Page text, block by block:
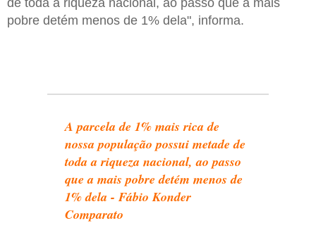
pobre detém menos de 1% dela", informa.
A parcela de 1% mais rica de
nossa população possui metade de
toda a riqueza nacional, ao passo
que a mais pobre detém menos de
1% dela - Fábio Konder
Comparato